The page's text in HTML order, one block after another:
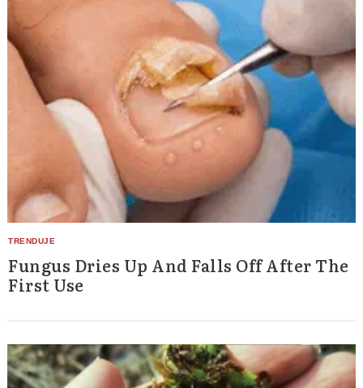
Fungus Dries Up And Falls Off After The
First Use